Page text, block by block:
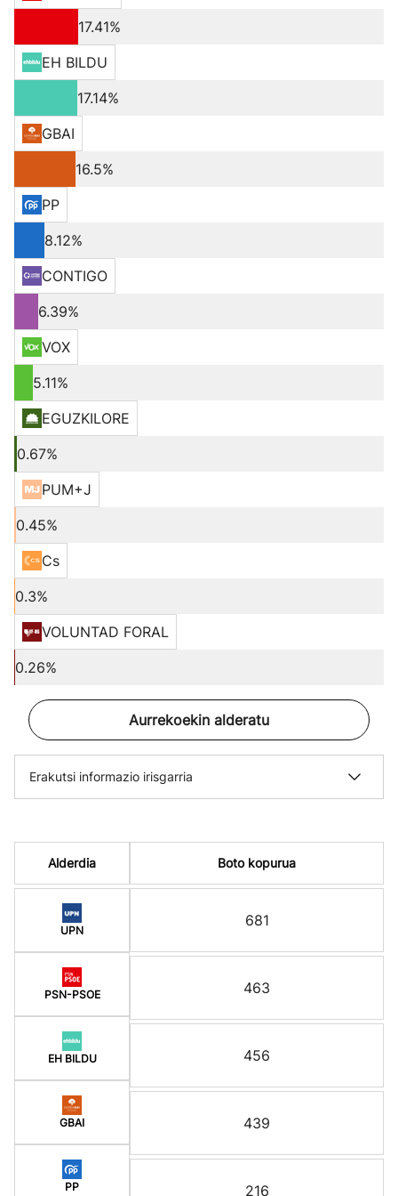
17.41%
EH BILDU
17.14%
GBAI
16.5%
PP
8.12%
CONTIGO
6.39%
VOX
5.11%
EGUZKILORE
0.67%
PUM+J
0.45%
Cs
0.3%
VOLUNTAD FORAL
0.26%
Aurrekoekin alderatu
Erakutsi informazio irisgarria
Alderdia
UPN
PSN-PSOE
EH BILDU
GBAI
PP
Boto kopurua
681
463
456
439
216